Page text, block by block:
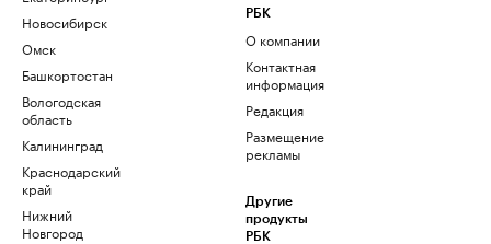
Новосибирск
Омск
Башкортостан
Вологодская
область
Калининград
Краснодарский
край
Нижний
Новгород
РБК
О компании
Контактная
информация
Редакция
Размещение
рекламы
Другие
продукты
РБК